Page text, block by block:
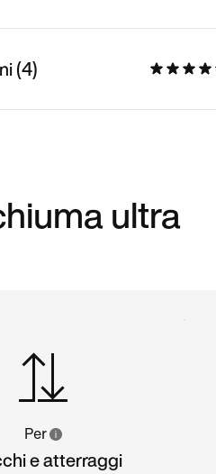
(4)
ultra
Per
e atterraggi